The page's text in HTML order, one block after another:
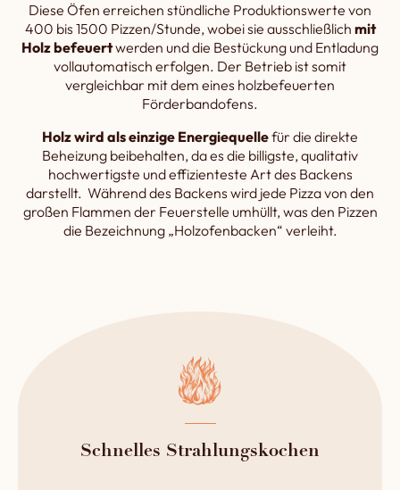
Diese Öfen erreichen stündliche Produktionswerte von
400 bis 1500 Pizzen/Stunde, wobei sie ausschließlich mit
Holz befeuertwerden und die Bestückung und Entladung
vollautomatisch erfolgen. Der Betrieb ist somit
vergleichbar mit dem eines holzbefeuerten
Förderbandofens.
Holz wird als einzige Energiequellefür die direkte
Beheizung beibehalten, da es die billigste, qualitativ
hochwertigste und effizienteste Art des Backens
darstellt. Während des Backens wird jede Pizza von den
großen Flammen der Feuerstelle umhüllt, was den Pizzen
die Bezeichnung „Holzofenbacken“ verleiht.
Schnelles Strahlungskochen